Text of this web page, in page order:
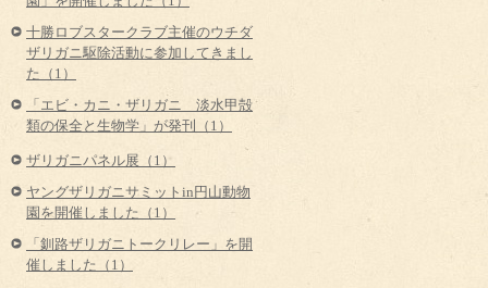
十勝ロブスタークラブ主催のウチダ
ザリガニ駆除活動に参加してきまし
た（1）
「エビ・カニ・ザリガニ 淡水甲殻
類の保全と生物学」が発刊（1）
ザリガニパネル展（1）
ヤングザリガニサミットin円山動物
園を開催しました（1）
「釧路ザリガニトークリレー」を開
催しました（1）